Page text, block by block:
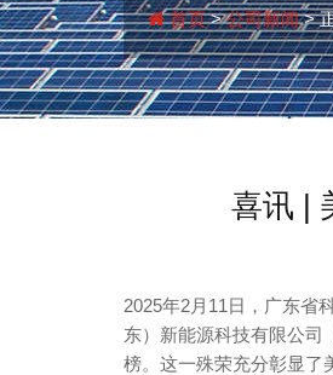
首页>公司新闻>
喜讯 |
2025年2月11日，广东省
东）新能源科技有限公司
榜。这一殊荣充分彰显了